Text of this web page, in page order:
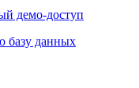
демо-доступ
базу данных